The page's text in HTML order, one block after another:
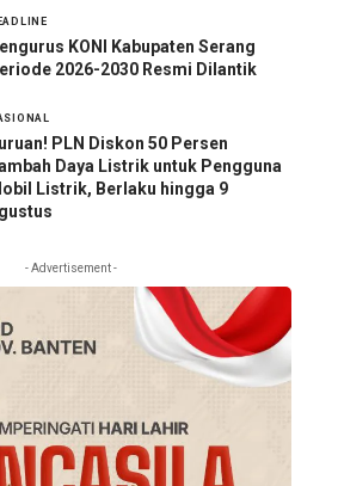
KONI Kabupaten Serang
2026-2030 Resmi Dilantik
PLN Diskon 50 Persen
Daya Listrik untuk Pengguna
Listrik, Berlaku hingga 9
- Advertisement -